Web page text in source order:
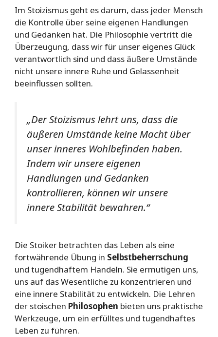
Im Stoizismus geht es darum, dass jeder Mensch
die Kontrolle über seine eigenen Handlungen
und Gedanken hat. Die Philosophie vertritt die
Überzeugung, dass wir für unser eigenes Glück
verantwortlich sind und dass äußere Umstände
nicht unsere innere Ruhe und Gelassenheit
beeinflussen sollten.
„Der Stoizismus lehrt uns, dass die
äußeren Umstände keine Macht über
unser inneres Wohlbefinden haben.
Indem wir unsere eigenen
Handlungen und Gedanken
kontrollieren, können wir unsere
innere Stabilität bewahren.“
Die Stoiker betrachten das Leben als eine
fortwährende Übung in Selbstbeherrschung
und tugendhaftem Handeln. Sie ermutigen uns,
uns auf das Wesentliche zu konzentrieren und
eine innere Stabilität zu entwickeln. Die Lehren
der stoischen Philosophen bieten uns praktische
Werkzeuge, um ein erfülltes und tugendhaftes
Leben zu führen.